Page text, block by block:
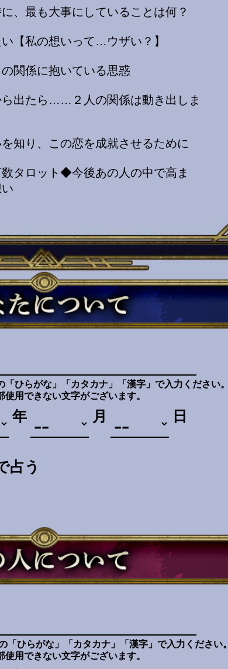
、最も大事にしていることは何？
【私の想いって…ウザい？】
関係に抱いている思惑
ら出たら……２人の関係は動き出しま
知り、この恋を成就させるために
タロット◆今後あの人の中で高ま
ひらがな」「カタカナ」「漢字」で入力ください。
用できない文字がございます。
年 月 日
占う
「ひらがな」「カタカナ」「漢字」で入力ください。
用できない文字がございます。